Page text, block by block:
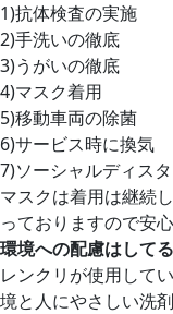
1)抗体検査の実施
2)手洗いの徹底
3)うがいの徹底
4)マスク着用
5)移動車両の除菌
6)サービス時に換気
7)ソーシャルディス
マスクは着用は継続
っておりますので安
環境への配慮はして
レンクリが使用して
境と人にやさしい洗